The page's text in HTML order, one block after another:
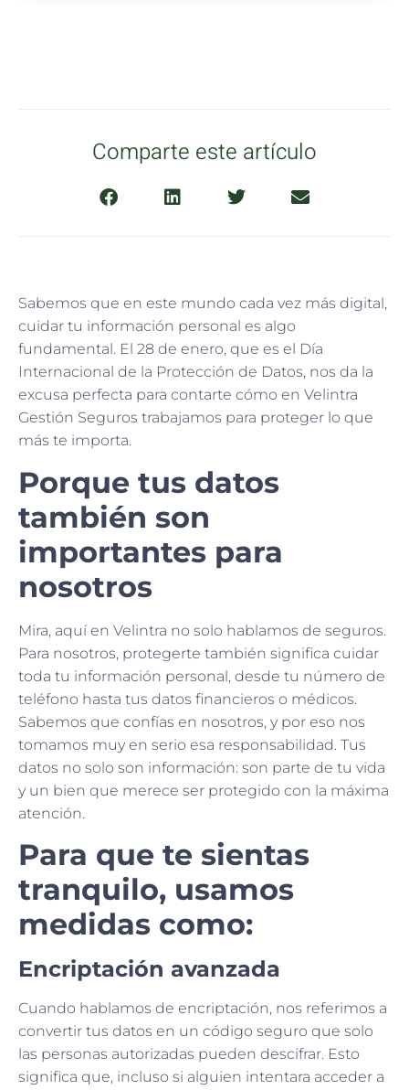
Comparte este artículo
Sabemos que en este mundo cada vez más digital,
cuidar tu información personal es algo
fundamental. El 28 de enero, que es el Día
Internacional de la Protección de Datos, nos da la
excusa perfecta para contarte cómo en Velintra
Gestión Seguros trabajamos para proteger lo que
más te importa.
Porque tus datos
también son
importantes para
nosotros
Mira, aquí en Velintra no solo hablamos de seguros.
Para nosotros, protegerte también significa cuidar
toda tu información personal, desde tu número de
teléfono hasta tus datos financieros o médicos.
Sabemos que confías en nosotros, y por eso nos
tomamos muy en serio esa responsabilidad. Tus
datos no solo son información: son parte de tu vida
y un bien que merece ser protegido con la máxima
atención.
Para que te sientas
tranquilo, usamos
medidas como:
Encriptación avanzada
Cuando hablamos de encriptación, nos referimos a
convertir tus datos en un código seguro que solo
las personas autorizadas pueden descifrar. Esto
significa que, incluso si alguien intentara acceder a